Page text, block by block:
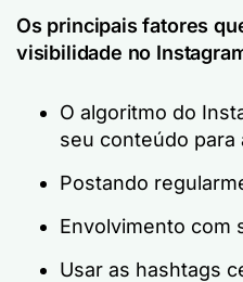
Os principais fatores
visibilidade no
O algoritmo do
seu conteúdo para
Postando
Envolvimento com
Usar as hashtags